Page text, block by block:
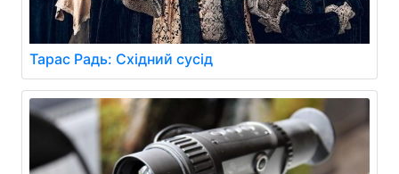
Тарас Радь: Східний сусід